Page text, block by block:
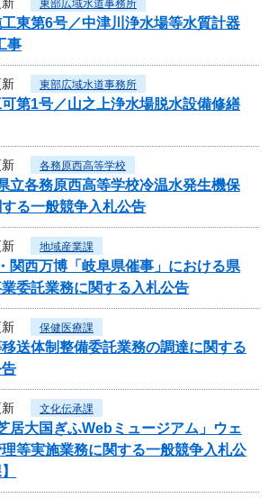
東部広域水道事務所
工東第6号／中津川浄水場等水質計器
事
東部広域水道事務所
可第1号／山之上浄水場脱水設備修繕
各務原西高等学校
立各務原西高等学校冷温水発生機保
る一般競争入札公告
地域産業課
関西万博「岐阜県催事」における県
委託業務に関する入札公告
保健医療課
送体制整備委託業務の調達に関する
文化伝承課
居大国ぎふWebミュージアム」ウェ
等実施業務に関する一般競争入札公